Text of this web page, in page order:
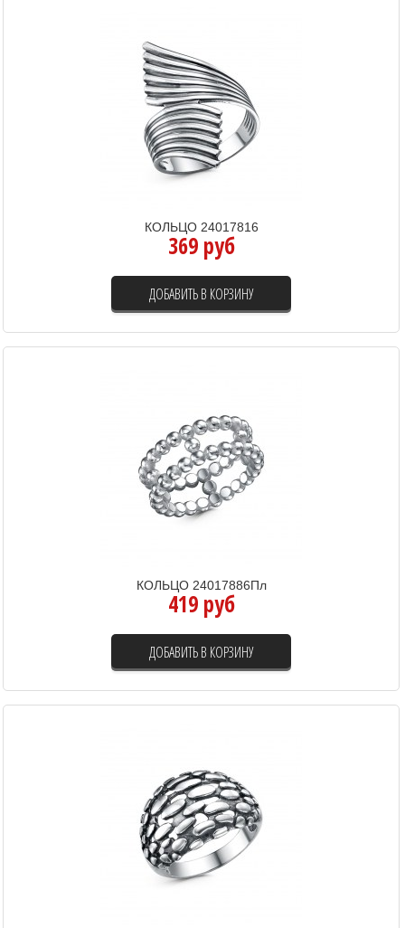
КОЛЬЦО 24017816
369 руб
ДОБАВИТЬ В КОРЗИНУ
КОЛЬЦО 24017886Пл
419 руб
ДОБАВИТЬ В КОРЗИНУ